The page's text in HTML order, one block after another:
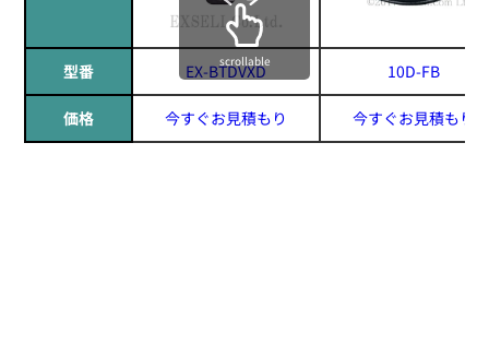
型番 EX-BTDVXD 10D-FB
価格 今すぐお見積もり 今すぐお見積もり
scrollable